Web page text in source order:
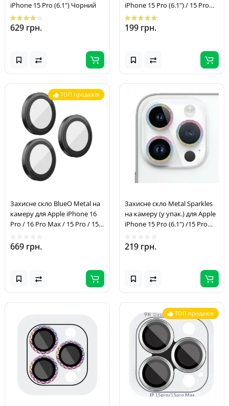
iPhone 15 Pro (6.1") Чорний
629 грн.
iPhone 15 Pro (6.1") / 15 Pro
Max (6.7") Чорний / Midnight
199 грн.
ТОП продажів
Захисне скло BlueO Metal на
камеру для Apple iPhone 16
Pro / 16 Pro Max / 15 Pro / 15
669 грн.
Захисне скло Metal Sparkles
на камеру (у упак.) для Apple
iPhone 15 Pro (6.1") /15 Pro
219 грн.
ТОП продажів